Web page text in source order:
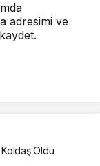
adresimi ve
Oldu